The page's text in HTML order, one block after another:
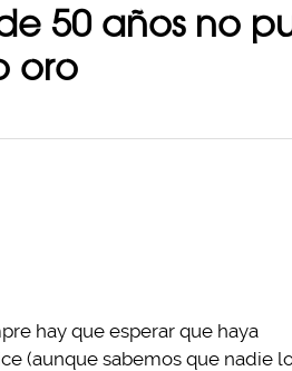
50 años no
oro
hay que esperar que haya
(aunque sabemos que nadie